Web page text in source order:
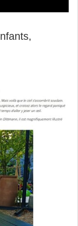
ici
,la
société
la marmite